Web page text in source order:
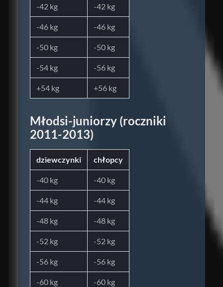
-42 kg -42 kg
-46 kg -46 kg
-50 kg -50 kg
-54 kg -56 kg
+54 kg +56 kg
Młodsi-juniorzy (roczniki
2011-2013)
dziewczynki chłopcy
-40 kg -40 kg
-44 kg -44 kg
-48 kg -48 kg
-52 kg -52 kg
-56 kg -56 kg
-60 kg -60 kg